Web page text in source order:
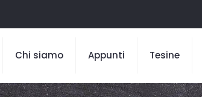
Chi siamo Appunti Tesine